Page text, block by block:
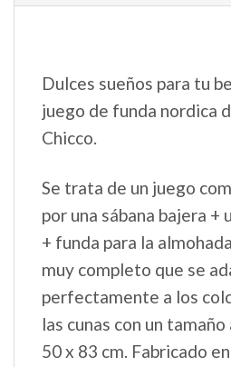
Dulces sueños para tu
juego de funda nordica
Chicco.
Se trata de un juego
por una sábana bajera +
+ funda para la
muy completo que se
perfectamente a los
las cunas con un
50 x 83 cm. Fabricado